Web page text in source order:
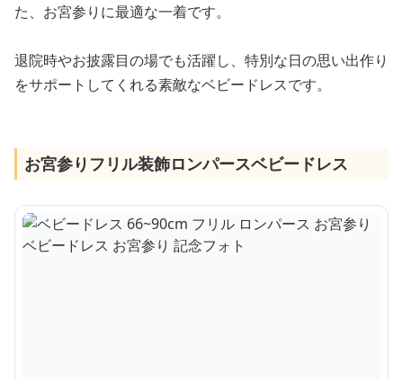
た、お宮参りに最適な一着です。
退院時やお披露目の場でも活躍し、特別な日の思い出作り
をサポートしてくれる素敵なベビードレスです。
お宮参りフリル装飾ロンパースベビードレス